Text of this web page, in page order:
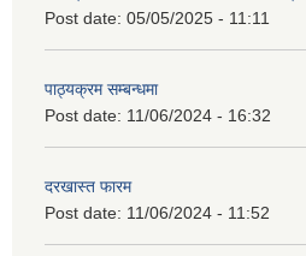
Post date: 05/05/2025 - 11:11
पाठ्यक्रम सम्बन्धमा
Post date: 11/06/2024 - 16:32
दरखास्त फारम
Post date: 11/06/2024 - 11:52